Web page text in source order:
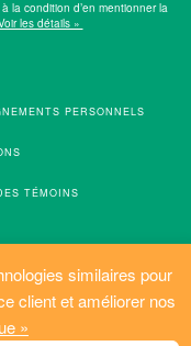
la condition d’en mentionner la
les détails »
PERSONNELS
TÉMOINS
RÉSERVÉS.similaires pour
client et améliorer nos
»